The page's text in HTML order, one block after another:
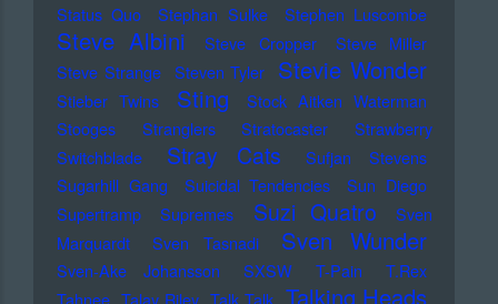
Status Quo
Stephan Sulke Stephen Luscombe
Steve Albini Steve Cropper
Steve Miller
Steve Strange Steven Tyler Stevie Wonder
Stieber Twins Sting
Stock Aitken Waterman
Stooges
Stranglers Stratocaster
Strawberry
Switchblade
Stray Cats
Sufjan Stevens
Sugarhill Gang
Suicidal Tendencies
Sun Diego
Supertramp
Supremes Suzi Quatro
Sven
Marquardt
Sven Tasnadi Sven Wunder
Sven-Ake Johansson SXSW T-Pain
T.Rex
Talking Heads